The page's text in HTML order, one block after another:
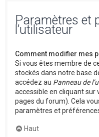
Paramètres et
l’utilisateur
Comment modifier mes
Si vous êtes membre de
stockés dans notre base
accédez au Panneau de
accessible en cliquant sur
pages du forum). Cela
paramètres et
Haut